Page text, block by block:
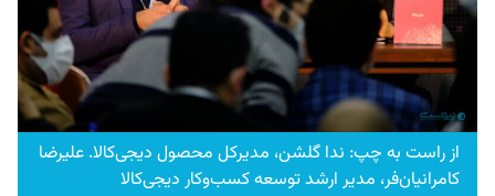
از راست به چپ: ندا گلشن، مدیرکل محصول دیجی‌کالا. علیرضا
کامرانیان‌فر، مدیر ارشد توسعه کسب‌وکار دیجی‌کالا